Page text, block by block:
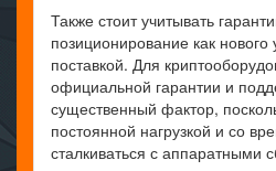
Также стоит учитывать
позиционирование как нового
поставкой. Для
официальной гарантии и
существенный фактор,
постоянной нагрузкой и со
сталкиваться с аппаратными